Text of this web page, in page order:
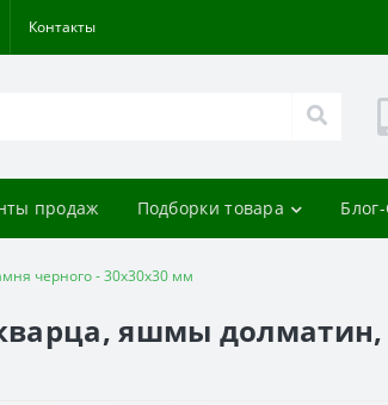
Контакты
продаж Подборки товара
черного - 30х30х30 мм
яшмы долматин,